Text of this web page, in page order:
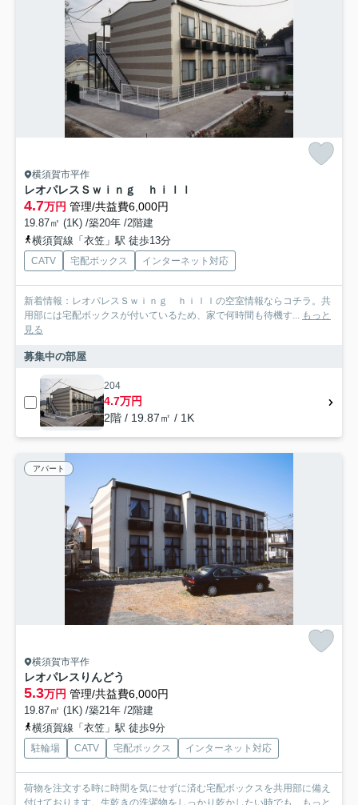
横須賀市平作
レオパレスＳｗｉｎｇ ｈｉｌｌ
4.7万円 管理/共益費6,000円
19.87㎡ (1K) /築20年 /2階建
横須賀線「衣笠」駅 徒歩13分
CATV 宅配ボックス インターネット対応
新着情報：レオパレスＳｗｉｎｇ ｈｉｌｌの空室情報ならコチラ。共
用部には宅配ボックスが付いているため、家で何時間も待機す... もっと
見る
募集中の部屋
204
4.7万円
2階 / 19.87㎡ / 1K
アパート
横須賀市平作
レオパレスりんどう
5.3万円 管理/共益費6,000円
19.87㎡ (1K) /築21年 /2階建
横須賀線「衣笠」駅 徒歩9分
駐輪場 CATV 宅配ボックス インターネット対応
荷物を注文する時に時間を気にせずに済む宅配ボックスを共用部に備え